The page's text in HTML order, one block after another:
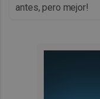
antes, pero mejor!